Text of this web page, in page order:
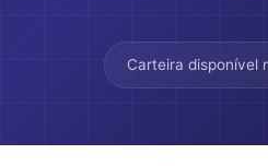
Carteira disponível